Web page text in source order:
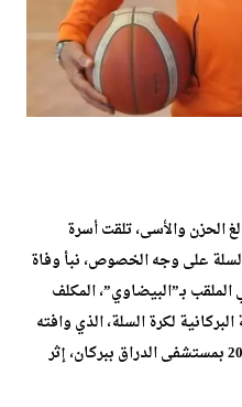
الحزن والأسى، تلقت أسرة
على وجه الخصوص، نبأ وفاة
بـ”البيضاوي”، المكلف
لكرة السلة، الذي وافته
المنية صباح اليوم الأحد 31 غشت 2025 بمستشفى الدراق ببركان، إثر